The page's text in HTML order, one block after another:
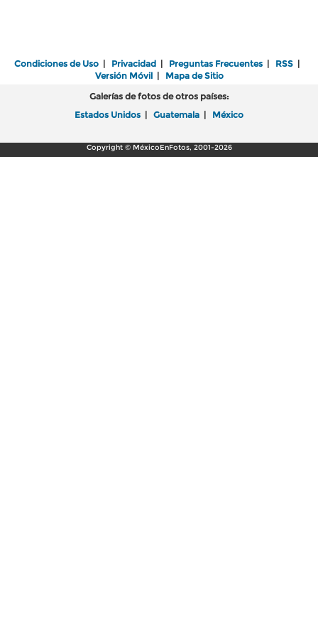
Condiciones de Uso | Privacidad | Preguntas Frecuentes | RSS |
Versión Móvil| Mapa de Sitio
Galerías de fotos de otros países:
Estados Unidos | Guatemala | México
Copyright © MéxicoEnFotos, 2001-2026